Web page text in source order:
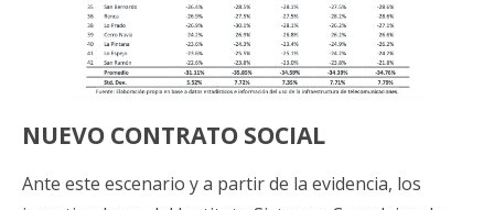
NUEVO CONTRATO SOCIAL
Ante este escenario y a partir de la evidencia, los